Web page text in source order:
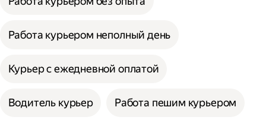
Работа курьером неполный день
Курьер с ежедневной оплатой
Водитель курьер Работа пешим курьером